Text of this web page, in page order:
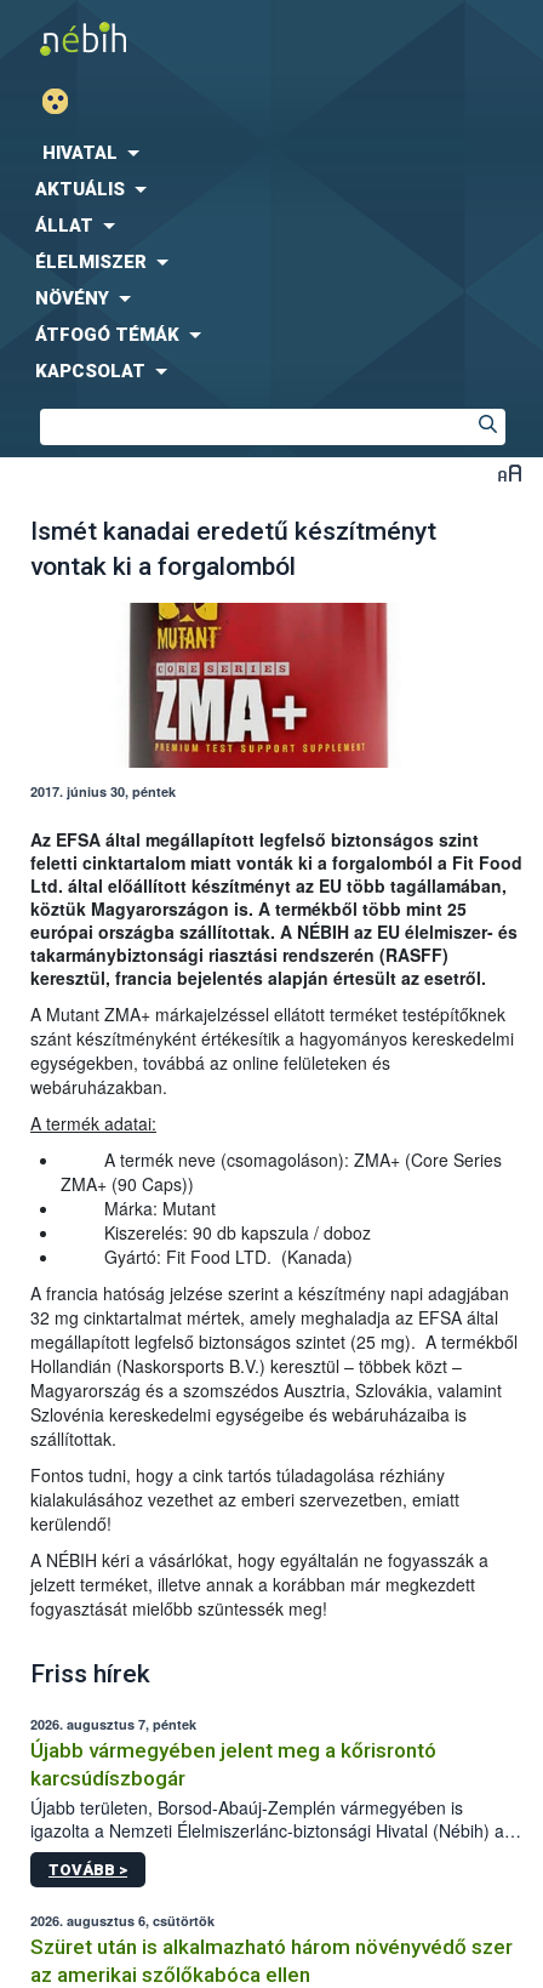
HIVATAL
AKTUÁLIS
ÁLLAT
ÉLELMISZER
NÖVÉNY
ÁTFOGÓ TÉMÁK
KAPCSOLAT
Ismét kanadai eredetű készítményt
vontak ki a forgalomból
2017. június 30, péntek
Az EFSA által megállapított legfelső biztonságos szint
feletti cinktartalom miatt vonták ki a forgalomból a Fit Food
Ltd. által előállított készítményt az EU több tagállamában,
köztük Magyarországon is. A termékből több mint 25
európai országba szállítottak. A NÉBIH az EU élelmiszer- és
takarmánybiztonsági riasztási rendszerén (RASFF)
keresztül, francia bejelentés alapján értesült az esetről.
A Mutant ZMA+ márkajelzéssel ellátott terméket testépítőknek
szánt készítményként értékesítik a hagyományos kereskedelmi
egységekben, továbbá az online felületeken és
webáruházakban.
A termék adatai:
A termék neve (csomagoláson): ZMA+ (Core Series
ZMA+ (90 Caps))
Márka: Mutant
Kiszerelés: 90 db kapszula / doboz
Gyártó: Fit Food LTD. (Kanada)
A francia hatóság jelzése szerint a készítmény napi adagjában
32 mg cinktartalmat mértek, amely meghaladja az EFSA által
megállapított legfelső biztonságos szintet (25 mg). A termékből
Hollandián (Naskorsports B.V.) keresztül – többek közt –
Magyarország és a szomszédos Ausztria, Szlovákia, valamint
Szlovénia kereskedelmi egységeibe és webáruházaiba is
szállítottak.
Fontos tudni, hogy a cink tartós túladagolása rézhiány
kialakulásához vezethet az emberi szervezetben, emiatt
kerülendő!
A NÉBIH kéri a vásárlókat, hogy egyáltalán ne fogyasszák a
jelzett terméket, illetve annak a korábban már megkezdett
fogyasztását mielőbb szüntessék meg!
Friss hírek
2026. augusztus 7, péntek
Újabb vármegyében jelent meg a kőrisrontó
karcsúdíszbogár
Újabb területen, Borsod-Abaúj-Zemplén vármegyében is
igazolta a Nemzeti Élelmiszerlánc-biztonsági Hivatal (Nébih) a
kőrisrontó karcsúdíszbogár (Agrilus planipennis) jelenlétét. A
kártevőt nem csak színcsapdában találták meg, de már fertőzött
az intenzív felderítést, emellett az intézkedéseket a szlovák
hatósággal is összehangolják a terjedés megállítása érdekében.
TOVÁBB >
2026. augusztus 6, csütörtök
Szüret után is alkalmazható három növényvédő szer
az amerikai szőlőkabóca ellen